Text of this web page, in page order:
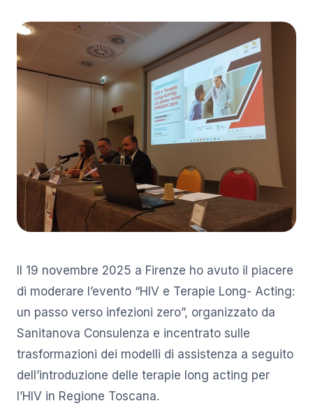
Il 19 novembre 2025 a Firenze ho avuto il piacere
di moderare l’evento “HIV e Terapie Long- Acting:
un passo verso infezioni zero”, organizzato da
Sanitanova Consulenza e incentrato sulle
trasformazioni dei modelli di assistenza a seguito
dell’introduzione delle terapie long acting per
l’HIV in Regione Toscana.